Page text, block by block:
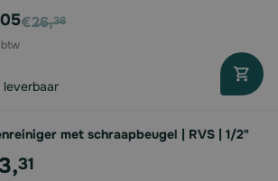
05€26,36
met schraapbeugel | RVS | 1/2"
31